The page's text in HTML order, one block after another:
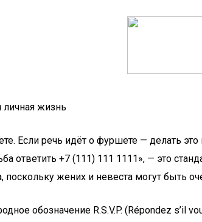
жизнь
Если речь идёт о фуршете — делать
ответить +7 (111) 111 1111», — это
жених и невеста могут быть
обозначение R.S.V.P. (Répondez s’il